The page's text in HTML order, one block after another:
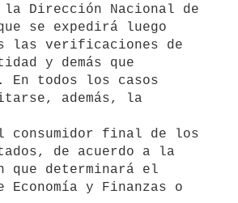
Dirección Nacional de
se expedirá luego
las verificaciones de
y demás que
En todos los casos
además, la
consumidor final de los
de acuerdo a la
que determinará el
y Finanzas o